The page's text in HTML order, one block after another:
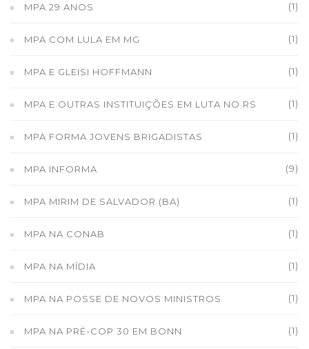
MPA 29 ANOS (1)
MPA COM LULA EM MG (1)
MPA E GLEISI HOFFMANN (1)
MPA E OUTRAS INSTITUIÇÕES EM LUTA NO RS (1)
MPA FORMA JOVENS BRIGADISTAS (1)
MPA INFORMA (9)
MPA MIRIM DE SALVADOR (BA) (1)
MPA NA CONAB (1)
MPA NA MÍDIA (1)
MPA NA POSSE DE NOVOS MINISTROS (1)
MPA NA PRÉ-COP 30 EM BONN (1)